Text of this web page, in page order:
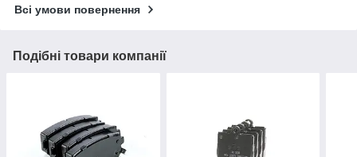
Всі умови повернення
Подібні товари компанії